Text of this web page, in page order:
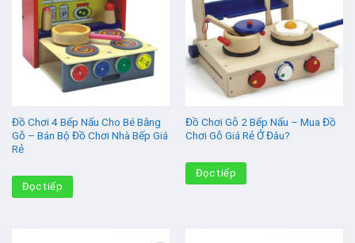
Đồ Chơi 4 Bếp Nấu Cho Bé Bằng
Gỗ – Bán Bộ Đồ Chơi Nhà Bếp Giá
Rẻ
Đọc tiếp
Đồ Chơi Gỗ 2 Bếp Nấu – Mua Đồ
Chơi Gỗ Giá Rẻ Ở Đâu?
Đọc tiếp